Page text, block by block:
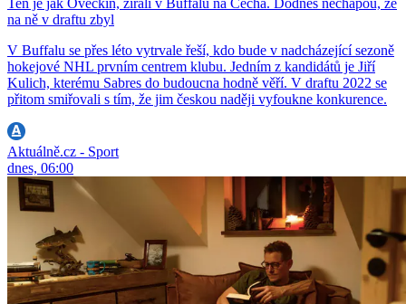
Ten je jak Ovečkin, zírali v Buffalu na Čecha. Dodnes nechápou, že
na ně v draftu zbyl
V Buffalu se přes léto vytrvale řeší, kdo bude v nadcházející sezoně
hokejové NHL prvním centrem klubu. Jedním z kandidátů je Jiří
Kulich, kterému Sabres do budoucna hodně věří. V draftu 2022 se
přitom smiřovali s tím, že jim českou naději vyfoukne konkurence.
Aktuálně.cz - Sport
dnes, 06:00